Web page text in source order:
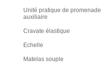
Unité pratique de promenade
auxiliaire
Cravate élastique
Echelle
Matelas souple